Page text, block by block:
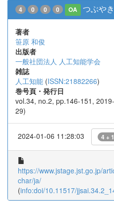
4 0 0 0 OA つぶや
著者
笹原 和俊
出版者
一般社団法人 人工知能学会
雑誌
人工知能 (ISSN:21882266)
巻号頁・発行日
vol.34, no.2, pp.146-151,
29)
2024-01-06 11:28:03 4 + 1
https://www.jstage.jst.go.jp/
char/ja/
(info:doi/10.11517/